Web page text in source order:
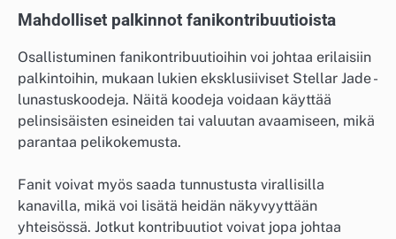
Mahdolliset palkinnot fanikontribuutioista
Osallistuminen fanikontribuutioihin voi johtaa erilaisiin
palkintoihin, mukaan lukien eksklusiiviset Stellar Jade -
lunastuskoodeja. Näitä koodeja voidaan käyttää
pelinsisäisten esineiden tai valuutan avaamiseen, mikä
parantaa pelikokemusta.
Fanit voivat myös saada tunnustusta virallisilla
kanavilla, mikä voi lisätä heidän näkyvyyttään
yhteisössä. Jotkut kontribuutiot voivat jopa johtaa